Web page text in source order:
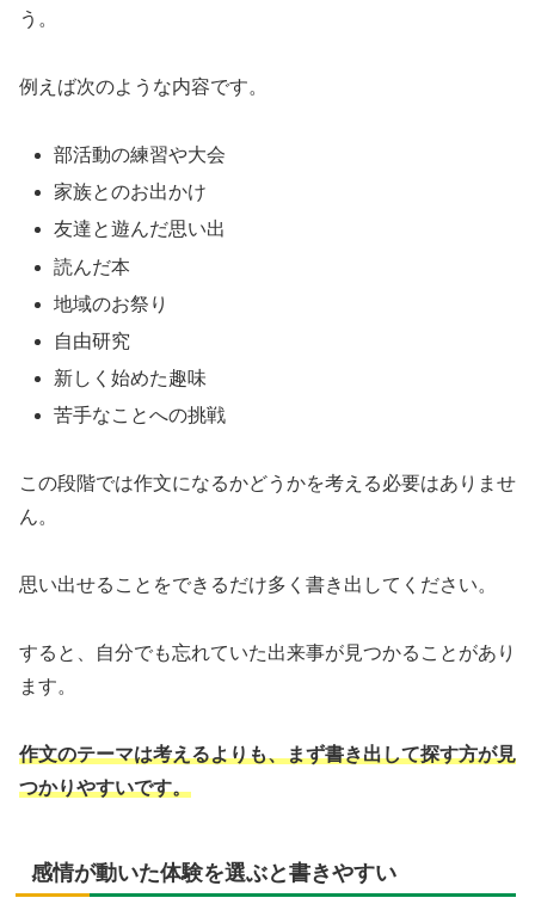
う。
例えば次のような内容です。
部活動の練習や大会
家族とのお出かけ
友達と遊んだ思い出
読んだ本
地域のお祭り
自由研究
新しく始めた趣味
苦手なことへの挑戦
この段階では作文になるかどうかを考える必要はありませ
ん。
思い出せることをできるだけ多く書き出してください。
すると、自分でも忘れていた出来事が見つかることがあり
ます。
作文のテーマは考えるよりも、まず書き出して探す方が見
つかりやすいです。
感情が動いた体験を選ぶと書きやすい